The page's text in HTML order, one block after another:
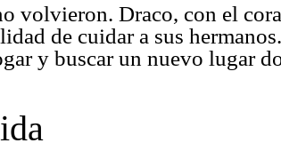
volvieron. Draco, con el
de cuidar a sus
y buscar un nuevo lugar